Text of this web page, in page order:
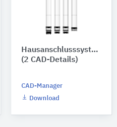
Hausanschlusssysteme
(2 CAD-Details)
CAD-Manager
Download